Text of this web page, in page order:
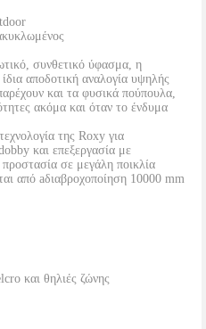
συνθετικό ύφασμα, η
αποδοτική αναλογία υψηλής
και τα φυσικά πούπουλα,
ακόμα και όταν το ένδυμα
της Roxy για
και επεξεργασία με
σε μεγάλη ποικλία
από aδιαβροχοποίηση 10000 mm
και θηλιές ζώνης